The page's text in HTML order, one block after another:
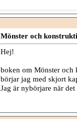
Mönster och
Hej!
boken om Mönster och
börjar jag med skjort
Jag är nybörjare när